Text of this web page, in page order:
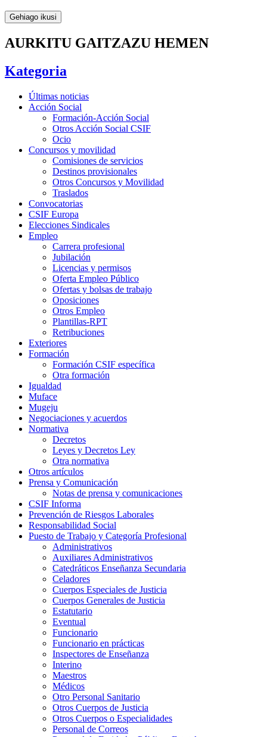
Gehiago ikusi
AURKITU GAITZAZU HEMEN
Kategoria
Últimas noticias
Acción Social
Formación-Acción Social
Otros Acción Social CSIF
Ocio
Concursos y movilidad
Comisiones de servicios
Destinos provisionales
Otros Concursos y Movilidad
Traslados
Convocatorias
CSIF Europa
Elecciones Sindicales
Empleo
Carrera profesional
Jubilación
Licencias y permisos
Oferta Empleo Público
Ofertas y bolsas de trabajo
Oposiciones
Otros Empleo
Plantillas-RPT
Retribuciones
Exteriores
Formación
Formación CSIF específica
Otra formación
Igualdad
Muface
Mugeju
Negociaciones y acuerdos
Normativa
Decretos
Leyes y Decretos Ley
Otra normativa
Otros artículos
Prensa y Comunicación
Notas de prensa y comunicaciones
CSIF Informa
Prevención de Riesgos Laborales
Responsabilidad Social
Puesto de Trabajo y Categoría Profesional
Administrativos
Auxiliares Administrativos
Catedráticos Enseñanza Secundaria
Celadores
Cuerpos Especiales de Justicia
Cuerpos Generales de Justicia
Estatutario
Eventual
Funcionario
Funcionario en prácticas
Inspectores de Enseñanza
Interino
Maestros
Médicos
Otro Personal Sanitario
Otros Cuerpos de Justicia
Otros Cuerpos o Especialidades
Personal de Correos